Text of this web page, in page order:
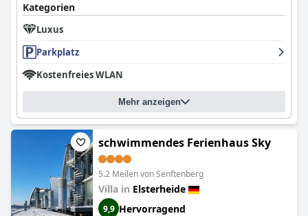
Kategorien
Luxus
Parkplatz
Kostenfreies WLAN
Mehr anzeigen
schwimmendes Ferienhaus Sky
5.2 Meilen von Senftenberg
Villa in Elsterheide
9,9 Hervorragend